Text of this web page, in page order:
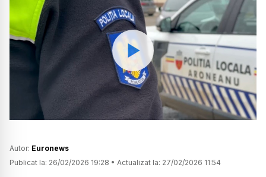
Watch
Autor: Euronews
Publicat la: 26/02/2026 19:28 • Actualizat la: 27/02/2026 11:54